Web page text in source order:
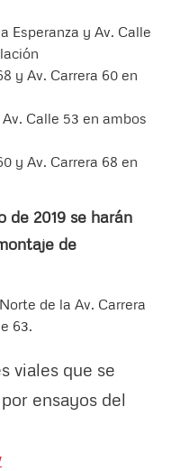
Esperanza y Av. Calle
y Av. Carrera 60 en
Calle 53 en ambos
y Av. Carrera 68 en
de 2019 se harán
de
de la Av. Carrera
63.
viales que se
ensayos del